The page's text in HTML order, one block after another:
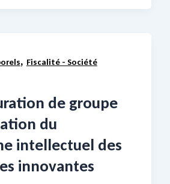
, Fiscalité - Société
de groupe
du
intellectuel des
innovantes